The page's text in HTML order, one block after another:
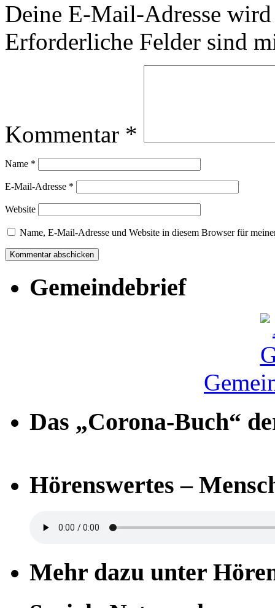
Deine E-Mail-Adresse
Erforderliche Felder sind
Kommentar *
Name *
E-Mail-Adresse *
Website
Name, E-Mail-Adresse und Website in diesem Browser für
Gemeindebrief
Das „Corona-Buch“
Hörenswertes –
Mehr dazu unter